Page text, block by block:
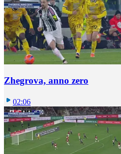
Zhegrova, anno zero
02:06